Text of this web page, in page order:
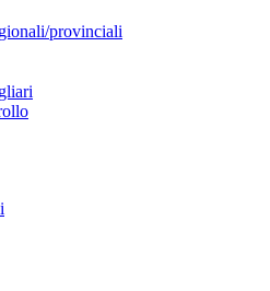
provinciali